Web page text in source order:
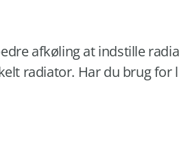
afkøling at indstille
radiator. Har du brug for